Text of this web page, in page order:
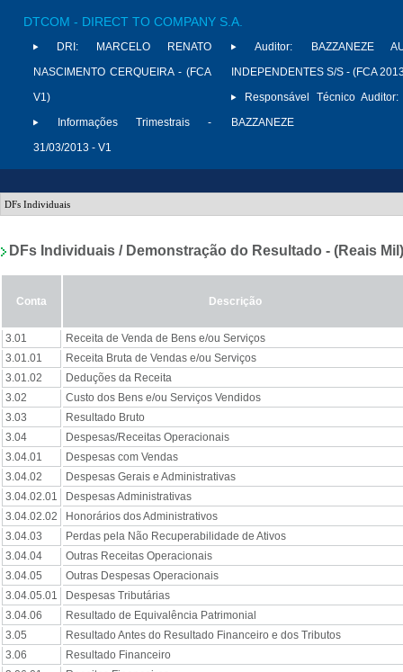
DTCOM - DIRECT TO COMPANY S.A.
DRI:
MARCELO RENATO
NASCIMENTO CERQUEIRA - (FCA
V1)
Informações Trimestrais -
31/03/2013 - V1
Auditor:
BAZZANEZE
INDEPENDENTES S/S - (FCA
Responsável Técnico Auditor:
BAZZANEZE